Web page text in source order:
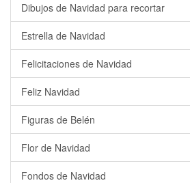
Dibujos de Navidad para recortar
Estrella de Navidad
Felicitaciones de Navidad
Feliz Navidad
Figuras de Belén
Flor de Navidad
Fondos de Navidad